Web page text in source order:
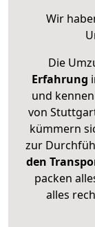
Wir
Die
Erfahrung
und
von
kümmern
zur
den
packen
alles